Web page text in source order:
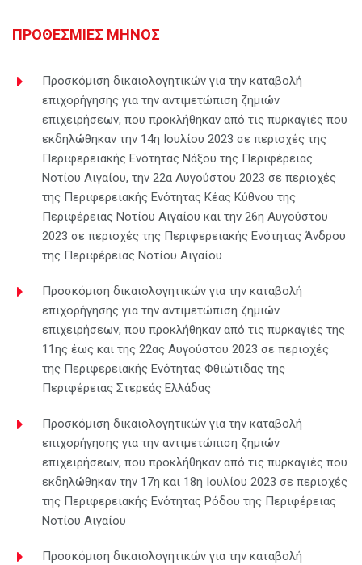
ΠΡΟΘΕΣΜΙΕΣ ΜΗΝΟΣ
Προσκόμιση δικαιολογητικών για την καταβολή
επιχορήγησης για την αντιμετώπιση ζημιών
επιχειρήσεων, που προκλήθηκαν από τις πυρκαγιές που
εκδηλώθηκαν την 14η Ιουλίου 2023 σε περιοχές της
Περιφερειακής Ενότητας Νάξου της Περιφέρειας
Νοτίου Αιγαίου, την 22α Αυγούστου 2023 σε περιοχές
της Περιφερειακής Ενότητας Κέας Κύθνου της
Περιφέρειας Νοτίου Αιγαίου και την 26η Αυγούστου
2023 σε περιοχές της Περιφερειακής Ενότητας Άνδρου
της Περιφέρειας Νοτίου Αιγαίου
Προσκόμιση δικαιολογητικών για την καταβολή
επιχορήγησης για την αντιμετώπιση ζημιών
επιχειρήσεων, που προκλήθηκαν από τις πυρκαγιές της
11ης έως και της 22ας Αυγούστου 2023 σε περιοχές
της Περιφερειακής Ενότητας Φθιώτιδας της
Περιφέρειας Στερεάς Ελλάδας
Προσκόμιση δικαιολογητικών για την καταβολή
επιχορήγησης για την αντιμετώπιση ζημιών
επιχειρήσεων, που προκλήθηκαν από τις πυρκαγιές που
εκδηλώθηκαν την 17η και 18η Ιουλίου 2023 σε περιοχές
της Περιφερειακής Ενότητας Ρόδου της Περιφέρειας
Νοτίου Αιγαίου
Προσκόμιση δικαιολογητικών για την καταβολή